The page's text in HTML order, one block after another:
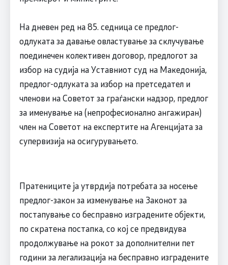
На дневен ред на 85. седница се предлог-
одлуката за давање овластување за склучување
поединечен колективен договор, предлогот за
избор на судија на Уставниот суд на Македонија,
предлог-одлуката за избор на претседател и
членови на Советот за граѓански надзор, предлог
за именување на (непрофесионално ангажиран)
член на Советот на експертите на Агенцијата за
супервизија на осигурувањето.
Пратениците ја утврдија потребата за носење
предлог-закон за изменување на Законот за
постапување со бесправно изградените објекти,
по скратена постапка, со кој се предвидува
продолжување на рокот за дополнителни пет
години за легализација на бесправно изградените